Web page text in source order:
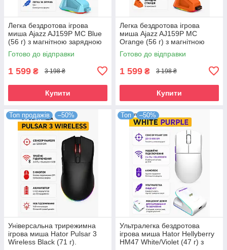
Легка бездротова ігрова
миша Ajazz AJ159P MC Blue
(56 г) з магнітною зарядною
станцією. Сенсор PixArt
PAW3311 12000 DPI,
Готово до відправки
1 599 ₴ 3 198 ₴
Купити
Легка бездротова ігрова
миша Ajazz AJ159P MC
Orange (56 г) з магнітною
зарядною станцією. Сенсор
PixArt PAW3311 12000 DPI
Готово до відправки
1 599 ₴ 3 198 ₴
Купити
Топ продажів –50%
Універсальна трирежимна
ігрова миша Hator Pulsar 3
Wireless Black (71 г).
Топ –50%
Ультралегка бездротова
ігрова миша Hator Hellyberry
HM47 White/Violet (47 г) з